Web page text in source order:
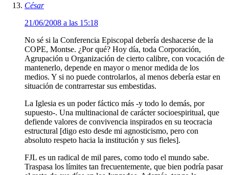
César
21/06/2008 a las 15:18
No sé si la Conferencia Episcopal debería deshacerse de la
COPE, Montse. ¿Por qué? Hoy día, toda Corporación,
Agrupación u Organización de cierto calibre, con vocación de
mantenerlo, depende en mayor o menor medida de los
medios. Y si no puede controlarlos, al menos debería estar en
situación de contrarrestar sus embestidas.
La Iglesia es un poder fáctico más -y todo lo demás, por
supuesto-. Una multinacional de carácter socioespiritual, que
defiende valores de convivencia inspirados en su teocracia
estructural [digo esto desde mi agnosticismo, pero con
absoluto respeto hacia la institución y sus fieles].
FJL es un radical de mil pares, como todo el mundo sabe.
Traspasa los límites tan frecuentemente, que bien podría pasar